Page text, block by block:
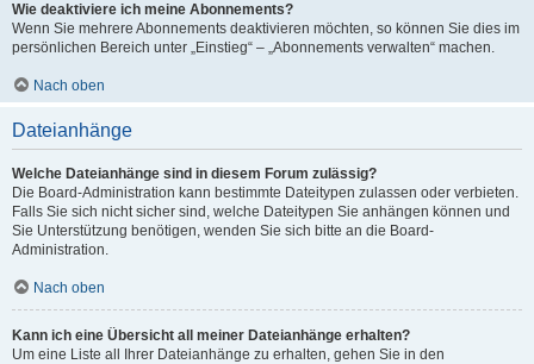
Wie deaktiviere ich meine Abonnements?
Wenn Sie mehrere Abonnements deaktivieren möchten, so können Sie dies im
persönlichen Bereich unter „Einstieg“ – „Abonnements verwalten“ machen.
Nach oben
Dateianhänge
Welche Dateianhänge sind in diesem Forum zulässig?
Die Board-Administration kann bestimmte Dateitypen zulassen oder verbieten.
Falls Sie sich nicht sicher sind, welche Dateitypen Sie anhängen können und
Sie Unterstützung benötigen, wenden Sie sich bitte an die Board-
Administration.
Nach oben
Kann ich eine Übersicht all meiner Dateianhänge erhalten?
Um eine Liste all Ihrer Dateianhänge zu erhalten, gehen Sie in den